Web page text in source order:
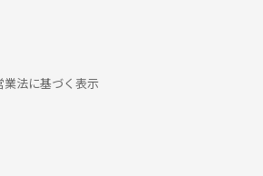
法に基づく表示